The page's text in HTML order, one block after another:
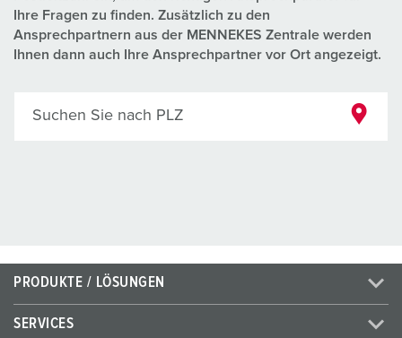
Ihre Fragen zu finden. Zusätzlich zu den
Ansprechpartnern aus der MENNEKES Zentrale werden
Ihnen dann auch Ihre Ansprechpartner vor Ort angezeigt.
Suchen Sie nach PLZ
PRODUKTE / LÖSUNGEN
SERVICES